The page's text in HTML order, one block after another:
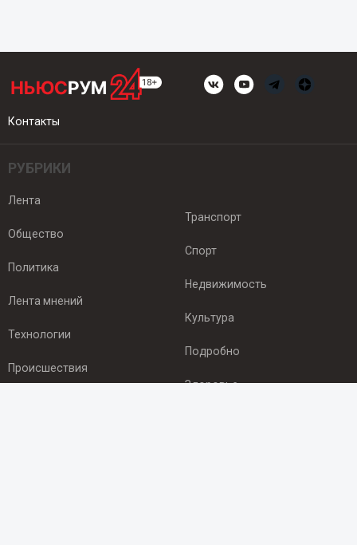
Контакты
РУБРИКИ
Лента
Общество
Политика
Лента мнений
Технологии
Происшествия
Транспорт
Спорт
Недвижимость
Культура
Подробно
Здоровье